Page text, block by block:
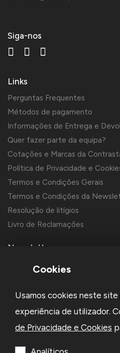
Siga-nos
Links
Perguntas Frequentes
Métodos de pagamento
Informações de Entrega e
Quer fazer parte da equipa?
Cotações e Marcas da
Política de Privacidade e
Termos e Condições Gerais
Termos e Condições da
Resolução de litígios
Livro de Reclamações
Newsletter
Li e aceito aPolítica de
Cookies
Usamos cookies neste site
experiência de utilizador.
de Privacidade e Cookies